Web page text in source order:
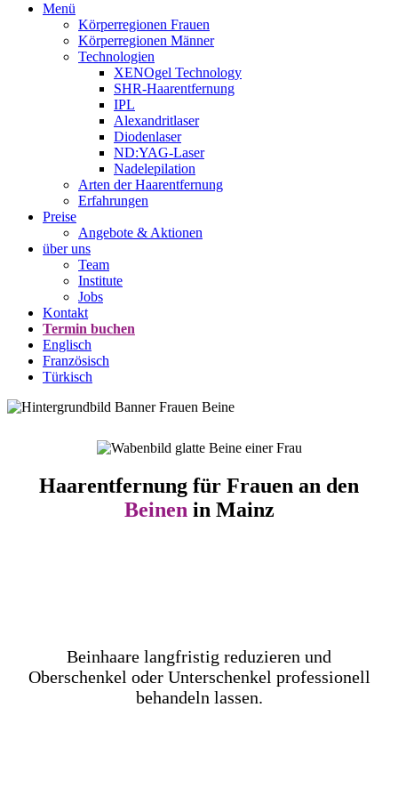
Menü
Körperregionen Frauen
Körperregionen Männer
Technologien
XENOgel Technology
SHR-Haarentfernung
IPL
Alexandritlaser
Diodenlaser
ND:YAG-Laser
Nadelepilation
Arten der Haarentfernung
Erfahrungen
Preise
Angebote & Aktionen
über uns
Team
Institute
Jobs
Kontakt
Termin buchen
Englisch
Französisch
Türkisch
Haarentfernung für Frauen an den
Beinen in Mainz
Beinhaare langfristig reduzieren und
Oberschenkel oder Unterschenkel professionell
behandeln lassen.